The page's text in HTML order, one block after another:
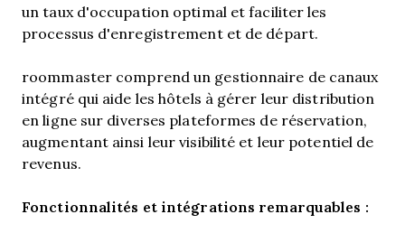
un taux d'occupation optimal et faciliter les
processus d'enregistrement et de départ.
roommaster comprend un gestionnaire de canaux
intégré qui aide les hôtels à gérer leur distribution
en ligne sur diverses plateformes de réservation,
augmentant ainsi leur visibilité et leur potentiel de
revenus.
Fonctionnalités et intégrations remarquables :